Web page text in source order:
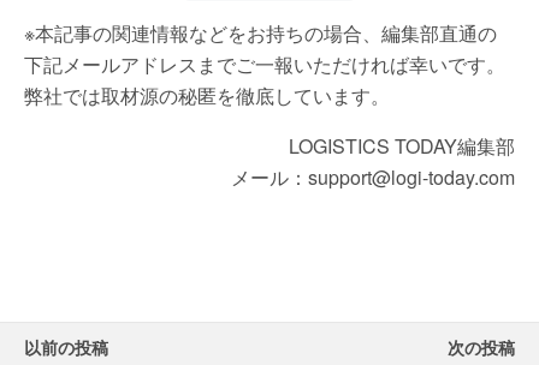
※本記事の関連情報などをお持ちの場合、編集部直通の
下記メールアドレスまでご一報いただければ幸いです。
弊社では取材源の秘匿を徹底しています。
LOGISTICS TODAY編集部
メール：support@logi-today.com
以前の投稿 次の投稿